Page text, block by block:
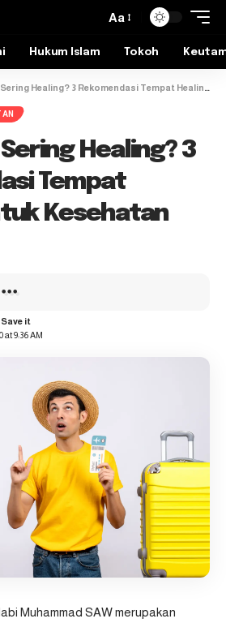
Aa
Hukum Islam Tokoh
Healing? 3 Rekomendasi Tempat Healing Untuk Kesehatan Mental
Healing? 3
Tempat
Kesehatan
at 9:36 AM
Muhammad SAW merupakan